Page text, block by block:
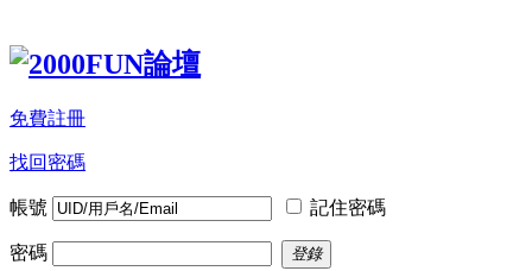
免費註冊
找回密碼
帳號 記住密碼
密碼 登錄